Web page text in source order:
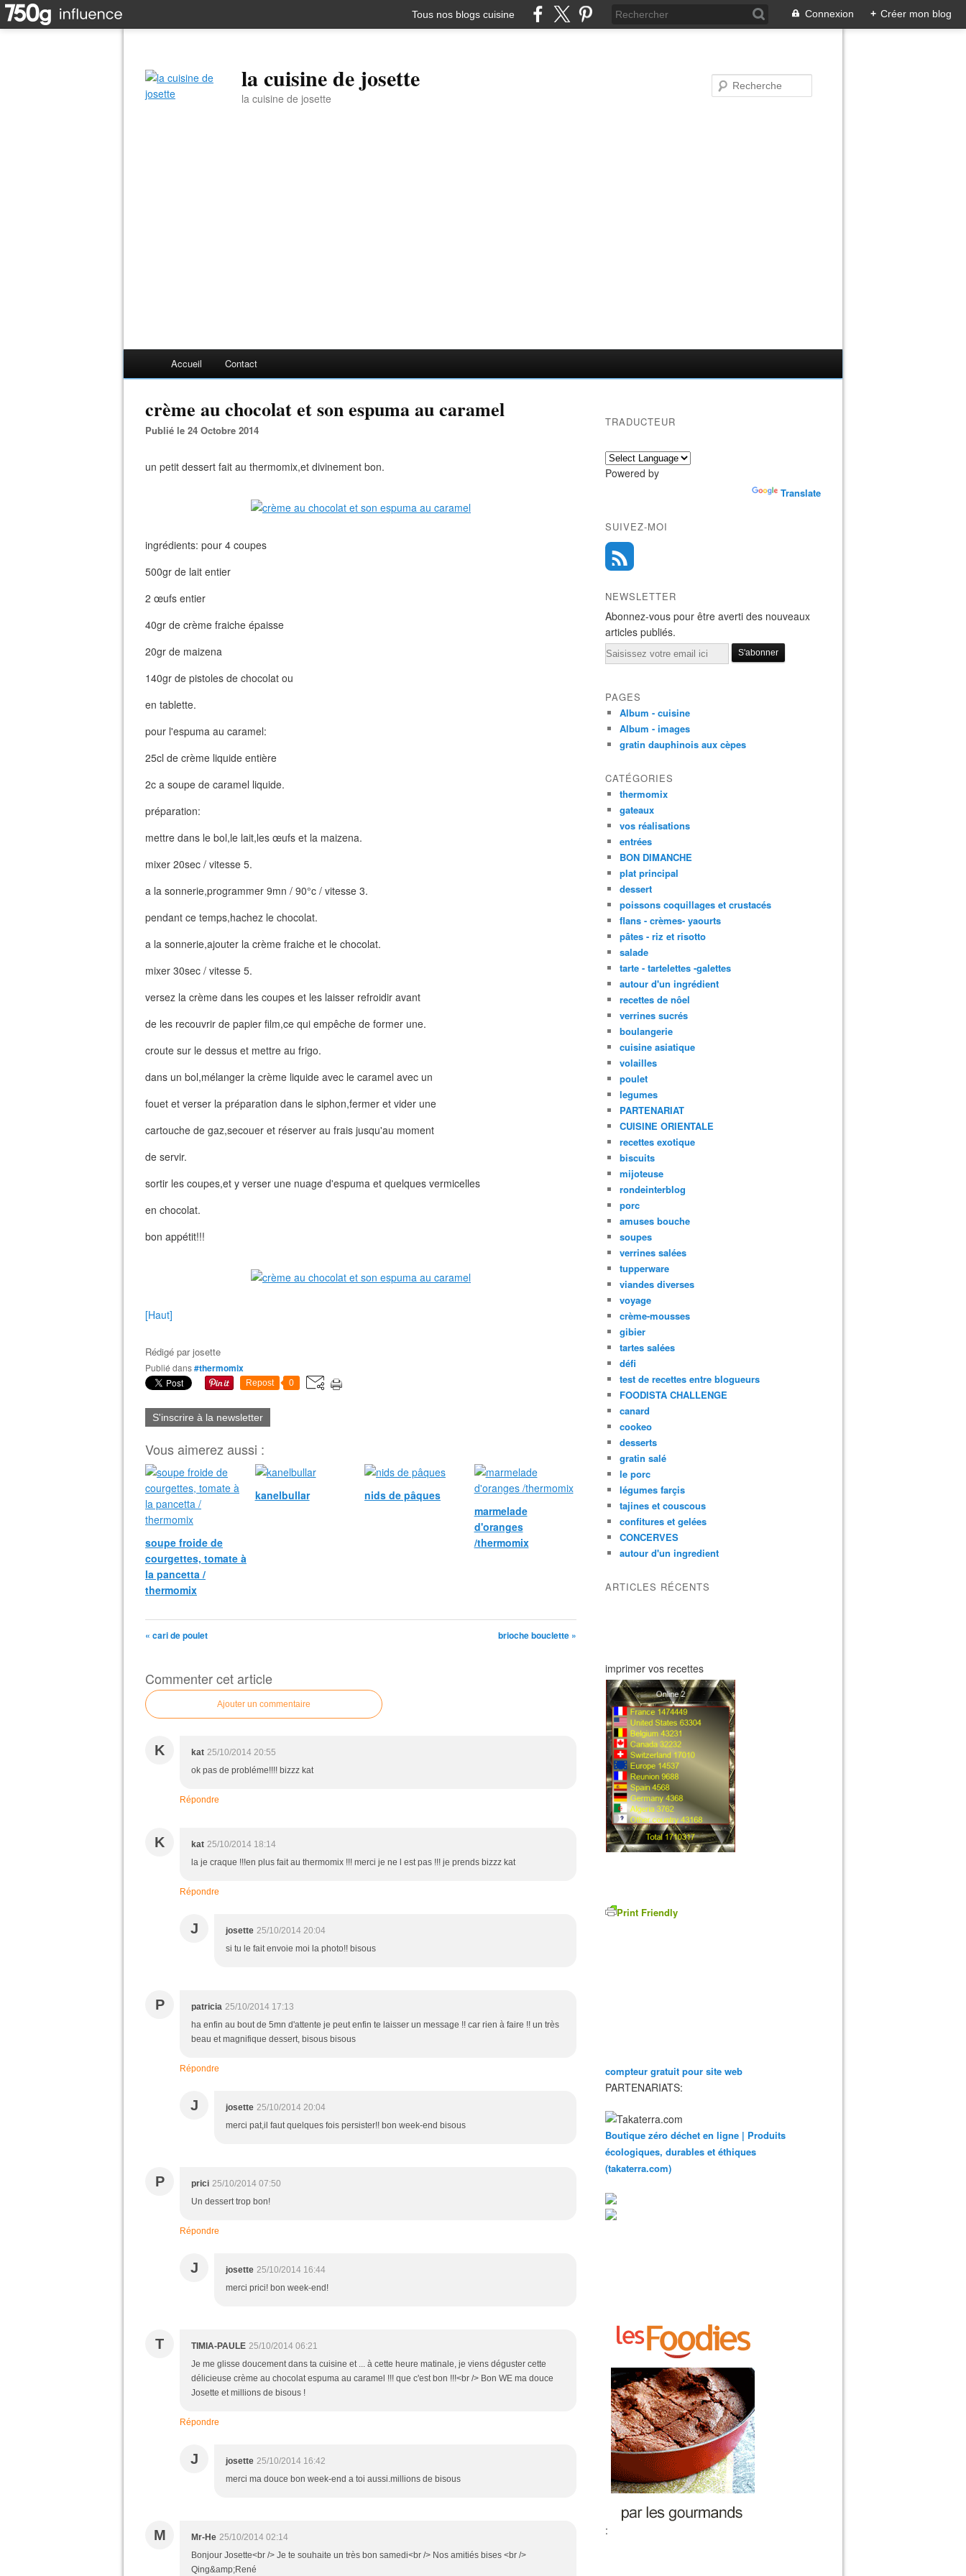
Tous nos blogs cuisine Connexion + Créer mon blog
la cuisine de josette
la cuisine de josette
Accueil Contact
crème au chocolat et son espuma au caramel
Publié le 24 Octobre 2014
un petit dessert fait au thermomix,et divinement bon.
ingrédients: pour 4 coupes
500gr de lait entier
2 œufs entier
40gr de crème fraiche épaisse
20gr de maizena
140gr de pistoles de chocolat ou
en tablette.
pour l'espuma au caramel:
25cl de crème liquide entière
2c a soupe de caramel liquide.
préparation:
mettre dans le bol,le lait,les œufs et la maizena.
mixer 20sec / vitesse 5.
a la sonnerie,programmer 9mn / 90°c / vitesse 3.
pendant ce temps,hachez le chocolat.
a la sonnerie,ajouter la crème fraiche et le chocolat.
mixer 30sec / vitesse 5.
versez la crème dans les coupes et les laisser refroidir avant
de les recouvrir de papier film,ce qui empêche de former une.
croute sur le dessus et mettre au frigo.
dans un bol,mélanger la crème liquide avec le caramel avec un
fouet et verser la préparation dans le siphon,fermer et vider une
cartouche de gaz,secouer et réserver au frais jusqu'au moment
de servir.
sortir les coupes,et y verser une nuage d'espuma et quelques vermicelles
en chocolat.
bon appétit!!!
[Haut]
Rédigé parjosette
Publié dans#thermomix
Repost 0
S'inscrire à la newsletter
Vous aimerez aussi :
soupe froide de
courgettes, tomate à
la pancetta /
thermomix
kanelbullar
nids de pâques
marmelade
d'oranges
/thermomix
« cari de poulet brioche bouclette »
Commenter cet article
Ajouter un commentaire
K kat 25/10/2014 20:55
ok pas de probléme!!!! bizzz kat
Répondre
K kat 25/10/2014 18:14
la je craque !!!en plus fait au thermomix !!! merci je ne l est pas !!! je prends bizzz kat
Répondre
J josette 25/10/2014 20:04
si tu le fait envoie moi la photo!! bisous
P patricia 25/10/2014 17:13
ha enfin au bout de 5mn d'attente je peut enfin te laisser un message !! car rien à faire !! un très
beau et magnifique dessert, bisous bisous
Répondre
J josette 25/10/2014 20:04
merci pat,il faut quelques fois persister!! bon week-end bisous
P prici 25/10/2014 07:50
Un dessert trop bon!
Répondre
J josette 25/10/2014 16:44
merci prici! bon week-end!
T TIMIA-PAULE 25/10/2014 06:21
Je me glisse doucement dans ta cuisine et ... à cette heure matinale, je viens déguster cette
délicieuse crème au chocolat espuma au caramel !!! que c'est bon !!!<br /> Bon WE ma douce
Josette et millions de bisous !
Répondre
J josette 25/10/2014 16:42
merci ma douce bon week-end a toi aussi.millions de bisous
M Mr-He 25/10/2014 02:14
Bonjour Josette<br /> Je te souhaite un très bon samedi<br /> Nos amitiés bises <br />
Qing&amp;René
TRADUCTEUR
Powered by
Translate
SUIVEZ-MOI
NEWSLETTER
Abonnez-vous pour être averti des nouveaux
articles publiés.
Email
PAGES
Album - cuisine
Album - images
gratin dauphinois aux cèpes
CATÉGORIES
thermomix
gateaux
vos réalisations
entrées
BON DIMANCHE
plat principal
dessert
poissons coquillages et crustacés
flans - crèmes- yaourts
pâtes - riz et risotto
salade
tarte - tartelettes -galettes
autour d'un ingrédient
recettes de nôel
verrines sucrés
boulangerie
cuisine asiatique
volailles
poulet
legumes
PARTENARIAT
CUISINE ORIENTALE
recettes exotique
biscuits
mijoteuse
rondeinterblog
porc
amuses bouche
soupes
verrines salées
tupperware
viandes diverses
voyage
crème-mousses
gibier
tartes salées
défi
test de recettes entre blogueurs
FOODISTA CHALLENGE
canard
cookeo
desserts
gratin salé
le porc
légumes farçis
tajines et couscous
confitures et gelées
CONCERVES
autour d'un ingredient
ARTICLES RÉCENTS
imprimer vos recettes
Print Friendly
compteur gratuit pour site web
PARTENARIATS:
Boutique zéro déchet en ligne | Produits
écologiques, durables et éthiques
(takaterra.com)
: